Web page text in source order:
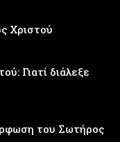
Χριστού
Γιατί διάλεξε
του Σωτήρος